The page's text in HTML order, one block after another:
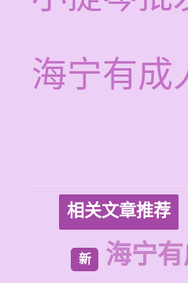
海宁有成
相关文章推荐
新 海宁